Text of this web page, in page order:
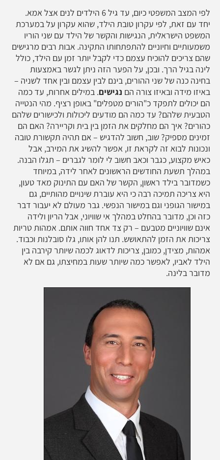
לפי המצב המשפטי כיום, עד גיל 6 הילדים לנים אצל אמא.
יחד עם זאת, לפי עקרון טובת הילד, שהוא עקרון על במערכת
המשפט הישראלית, הנגישות והקשר של הילד עם שני הוריו
משמעותיים וחיוניים להתפתחותו התקינה. אבות רבים מרגישים
שהם צריכים להוכיח עצמם כדי לקבל יותר זמן עם הילד, כולל
לינה בגיל הרך. ובכן, על הפער הזה ניתן לגשר באמצעות
בחינה כנה של שני ההורים, בינם לבין עצמם ובין אחד לשניה –
באיזו מידה ובאיזו צורה הם נגישים. במילים אחרות, עד כמה
הם יכולים לתפקד כ"הורים מטפלים" באופן רציף. מהי הנטייה
הטבעית שלהם? עד כמה הם מודעים ליכולות ולכישורים שלהם
כהורים? איך הם מחלקים את הזמן בין בית וקריירה? האם הם
זמינים מספיק? שוב, חשוב להדגיש – אם תהיה תקשורת טובה
ונכונות לבוא זה לקראת זו, אפשר להשיג את המירב, אבל
כאיש מקצוע, כגבר וכאב חשוב לי לומר לגברים – תגלו הבנה.
במהלך תשעת החודשים הראשונים לאחר לידה, במיוחד
כשמדובר בילד ראשון, הקשר של האם עם התינוק מאד טעון,
היא צריכה תמיכה רבה כי היא עוברת שינויים מהותיים, גם
במישור הגופני וגם במישור הנפשי. גבר מעולם לא יעבור דבר
כזה וכן, מדובר בהחלט במהלך אי שוויוני, אבל הריון ולידה
אינם שוויוניים מטבעם – רק צד אחד חווה אותם. אמהות טריות
צריכות את הזמן להתאושש. תנו להן אותו, גלו סובלנות וכבוד.
אמהות, מצידן, כמובן, צריכות לדאוג לכמה שיותר קירבה בין
הילד לאביו, לאפשר כמה שיותר שעות במחיצתו, גם אם לא
מדובר בלינה.